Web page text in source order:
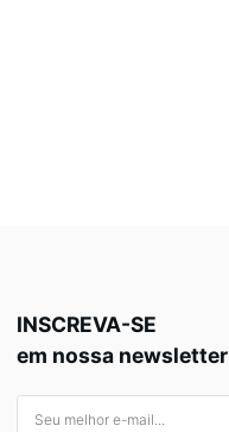
INSCREVA-SE
em nossa newsletter